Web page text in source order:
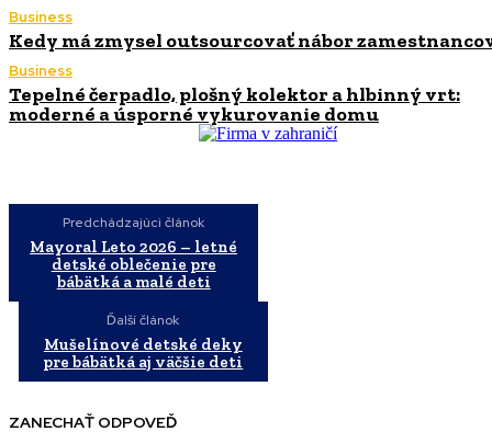
Business
Kedy má zmysel outsourcovať nábor
Business
Tepelné čerpadlo, plošný kolektor a hlbinný vrt:
moderné a úsporné vykurovanie domu
Predchádzajúci článok
Mayoral Leto 2026 – letné
detské oblečenie pre
bábätká a malé deti
Ďalší článok
Mušelínové detské deky
pre bábätká aj väčšie deti
ZANECHAŤ ODPOVEĎ